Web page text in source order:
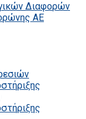
Διαφορών
ΑΕ